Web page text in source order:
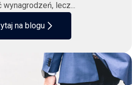
lecz...
na blogu